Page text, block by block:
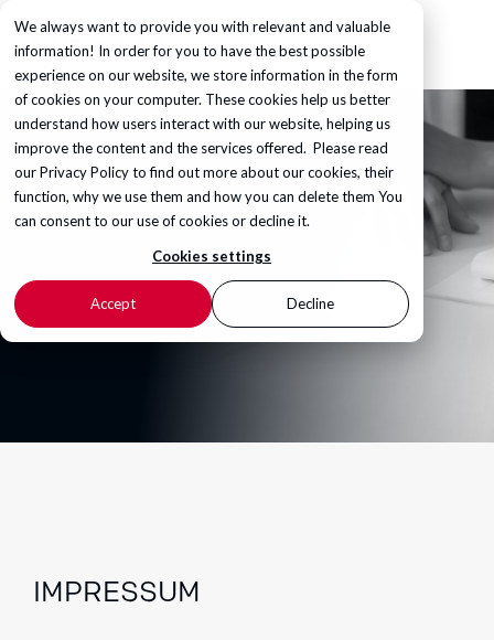
We always want to provide you with relevant and valuable
information! In order for you to have the best possible
experience on our website, we store information in the form
of cookies on your computer. These cookies help us better
understand how users interact with our website, helping us
improve the content and the services offered. Please read
ourPrivacy Policyto find out more about our cookies, their
function, why we use them and how you can delete them You
can consent to our use of cookies or decline it.
Cookies settings
Accept Decline
IMPRESSUM